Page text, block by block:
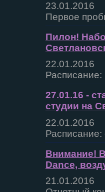
23.01.2016
Первое
Пилон!
22.01.2016
Расписание:
27.01.16 -
студии на
22.01.2016
Расписание:
Внимание!
Dance,
21.01.2016